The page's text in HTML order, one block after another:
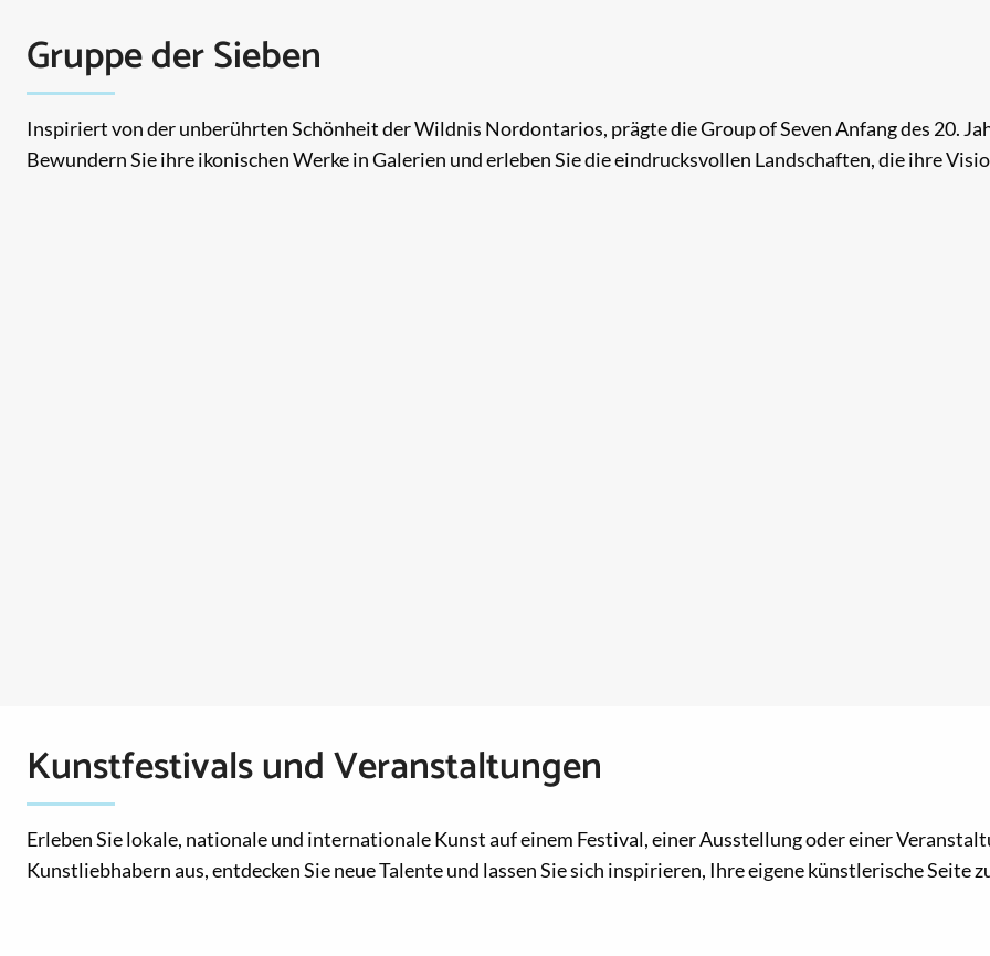
Gruppe der Sieben
Inspiriert von der unberührten Schönheit der Wildnis Nordontarios, prägte die Group of Seven Anfang des 20.
Bewundern Sie ihre ikonischen Werke in Galerien und erleben Sie die eindrucksvollen Landschaften, die ihre
Kunstfestivals und Veranstaltungen
Erleben Sie lokale, nationale und internationale Kunst auf einem Festival, einer Ausstellung oder einer
Kunstliebhabern aus, entdecken Sie neue Talente und lassen Sie sich inspirieren, Ihre eigene künstlerische Seite